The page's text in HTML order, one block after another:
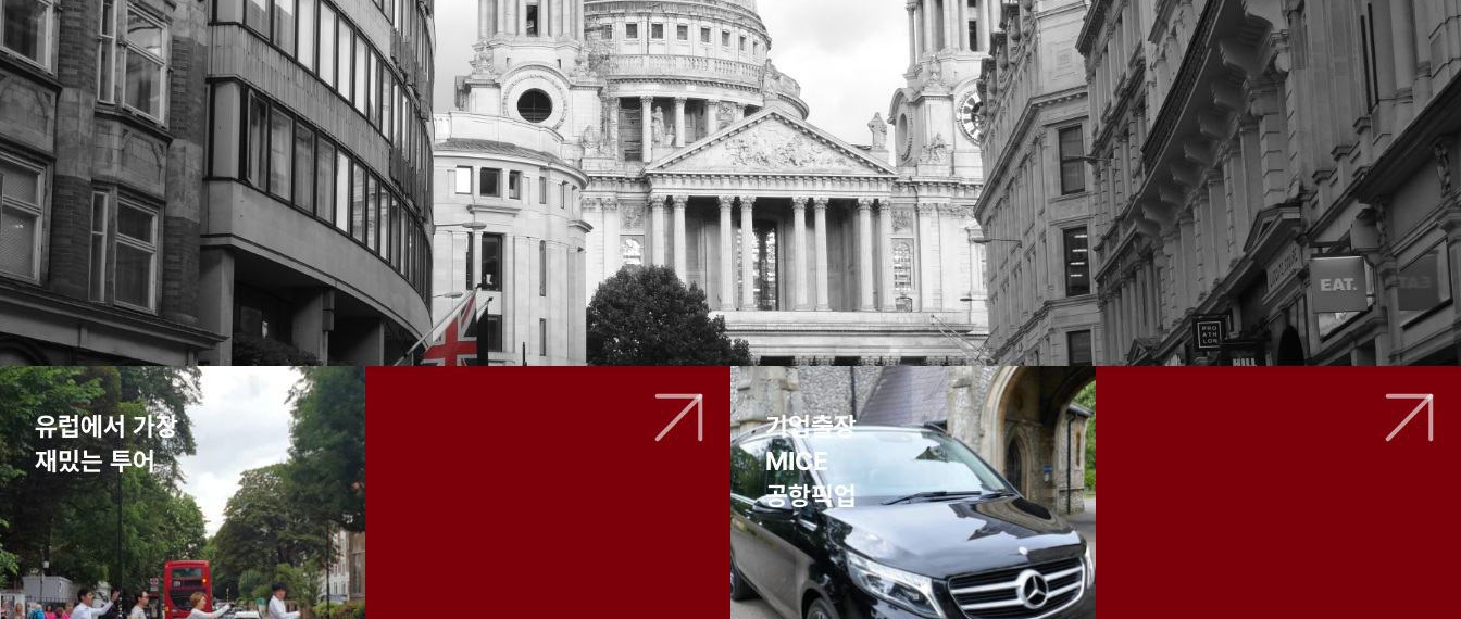
유럽에서 가장
재밌는 투어
기업출장
MICE
공항픽업